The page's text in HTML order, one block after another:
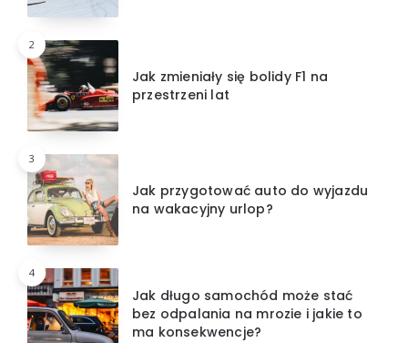
2
Jak zmieniały się bolidy F1 na
przestrzeni lat
3
Jak przygotować auto do wyjazdu
na wakacyjny urlop?
4
Jak długo samochód może stać
bez odpalania na mrozie i jakie to
ma konsekwencje?